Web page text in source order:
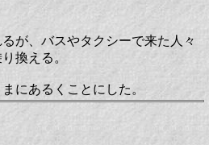
が、バスやタクシーで来た人々
換える。
にあるくことにした。